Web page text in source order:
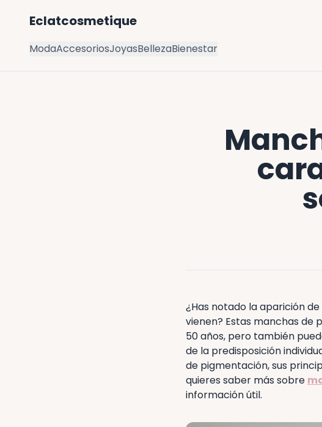
Eclatcosmetique
ModaAccesoriosJoyasBellezaBienestar
¿Has notado la aparición
vienen? Estas manchas de
50 años, pero también
de la predisposición
de pigmentación, sus
quieres saber más sobre
información útil.